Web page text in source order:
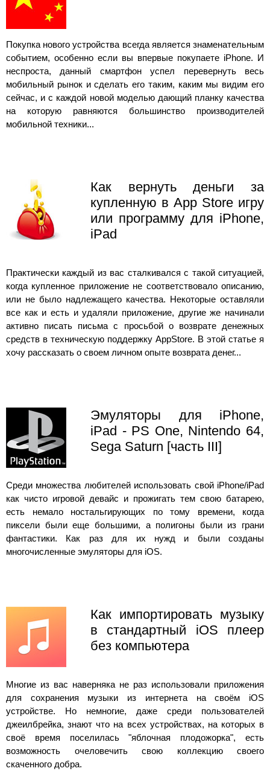
Покупка нового устройства всегда является знаменательным
событием, особенно если вы впервые покупаете iPhone. И
неспроста, данный смартфон успел перевернуть весь
мобильный рынок и сделать его таким, каким мы видим его
сейчас, и с каждой новой моделью дающий планку качества
на которую равняются большинство производителей
мобильной техники...
Как вернуть деньги за
купленную в App Store игру
или программу для iPhone,
iPad
Практически каждый из вас сталкивался с такой ситуацией,
когда купленное приложение не соответствовало описанию,
или не было надлежащего качества. Некоторые оставляли
все как и есть и удаляли приложение, другие же начинали
активно писать письма с просьбой о возврате денежных
средств в техническую поддержку AppStore. В этой статье я
хочу рассказать о своем личном опыте возврата денег...
Эмуляторы для iPhone,
iPad - PS One, Nintendo 64,
Sega Saturn [часть III]
Среди множества любителей использовать свой iPhone/iPad
как чисто игровой девайс и прожигать тем свою батарею,
есть немало ностальгирующих по тому времени, когда
пиксели были еще большими, а полигоны были из грани
фантастики. Как раз для их нужд и были созданы
многочисленные эмуляторы для iOS.
Как импортировать музыку
в стандартный iOS плеер
без компьютера
Многие из вас наверняка не раз использовали приложения
для сохранения музыки из интернета на своём iOS
устройстве. Но немногие, даже среди пользователей
джеилбрейка, знают что на всех устройствах, на которых в
своё время поселилась "яблочная плодожорка", есть
возможность очеловечить свою коллекцию своего
скаченного добра.